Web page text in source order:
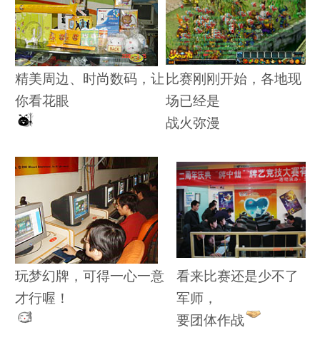
精美周边、时尚数码，让
你看花眼
比赛刚刚开始，各地现
场已经是
战火弥漫
玩梦幻牌，可得一心一意
才行喔！
看来比赛还是少不了
军师，
要团体作战